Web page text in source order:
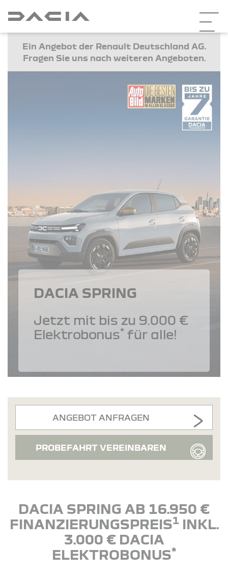
Ein Angebot der Renault Deutschland AG.
Fragen Sie uns nach weiteren Angeboten.
DACIA SPRING
Jetzt mit bis zu 9.000 €
Elektrobonus*für alle!
ANGEBOT ANFRAGEN
PROBEFAHRT VEREINBAREN
DACIA SPRING AB 16.950 €
FINANZIERUNGSPREIS1INKL.
3.000 € DACIA
ELEKTROBONUS*